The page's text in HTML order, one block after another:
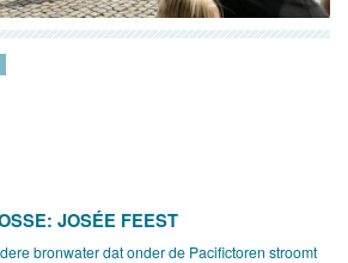
JOSÉE FEEST
bronwater dat onder de Pacifictoren stroomt